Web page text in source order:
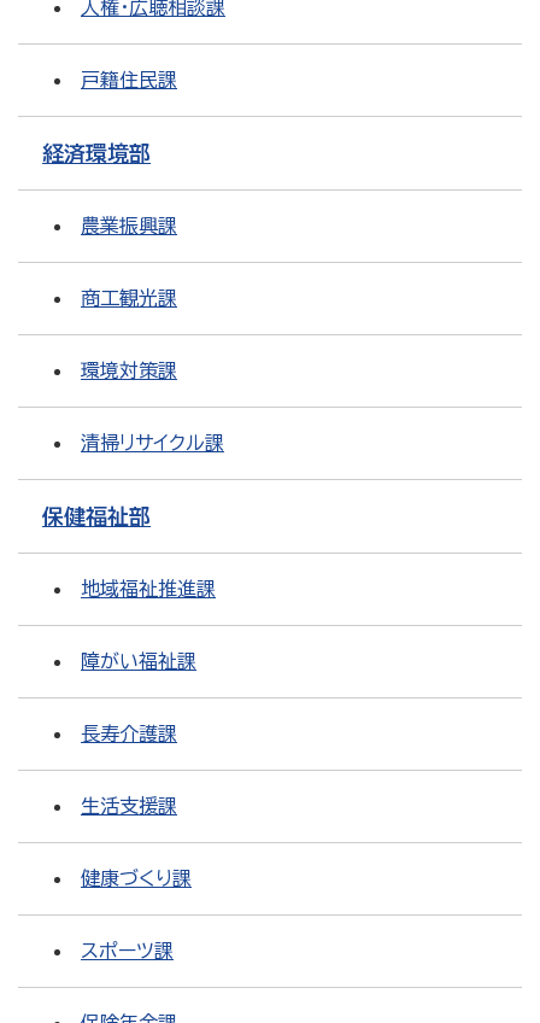
人権・広聴相談課
戸籍住民課
経済環境部
農業振興課
商工観光課
環境対策課
清掃リサイクル課
保健福祉部
地域福祉推進課
障がい福祉課
長寿介護課
生活支援課
健康づくり課
スポーツ課